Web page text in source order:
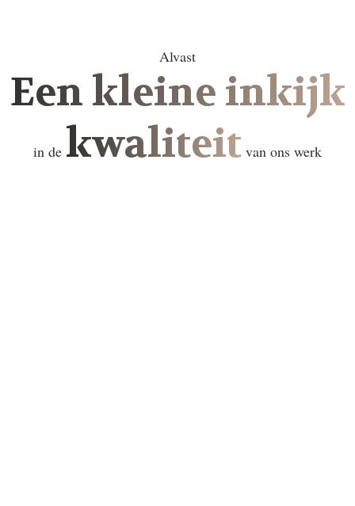
Alvast
Een kleine inkijk
in de kwaliteit van ons werk